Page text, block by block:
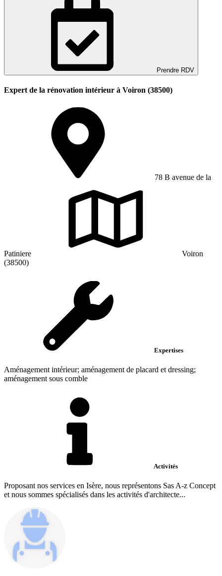
Prendre RDV
Expert de la rénovation intérieur à Voiron (38500)
78 B avenue de la
Patiniere
Voiron
(38500)
Expertises
Aménagement intérieur; aménagement de placard et dressing;
aménagement sous comble
Activités
Proposant nos services en Isère, nous représentons Sas A-z Concept
et nous sommes spécialisés dans les activités d'architecte...